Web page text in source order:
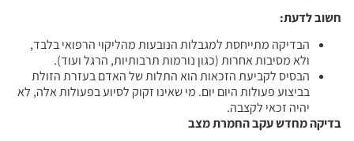
חשוב לדעת:
הבדיקה מתייחסת למגבלות הנובעות מהליקוי הרפואי בלבד,
ולא מסיבות אחרות (כגון נורמות תרבותיות, הרגל ועוד).
הבסיס לקביעת הזכאות הוא התלות של האדם בעזרת הזולת
בביצוע פעולות היום יום. מי שאינו זקוק לסיוע בפעולות אלה, לא
יהיה זכאי לקצבה.
בדיקה מחדש עקב החמרת מצב